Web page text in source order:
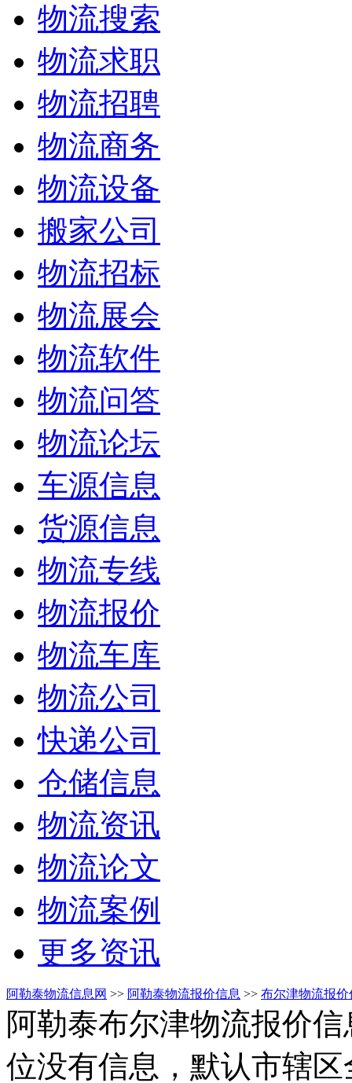
物流搜索
物流求职
物流招聘
物流商务
物流设备
搬家公司
物流招标
物流展会
物流软件
物流问答
物流论坛
车源信息
货源信息
物流专线
物流报价
物流车库
物流公司
快递公司
仓储信息
物流资讯
物流论文
物流案例
更多资讯
阿勒泰物流信息网 >> 阿勒泰物流报价信息 >> 布尔津物流报价
阿勒泰布尔津物流报价
位没有信息，默认市辖